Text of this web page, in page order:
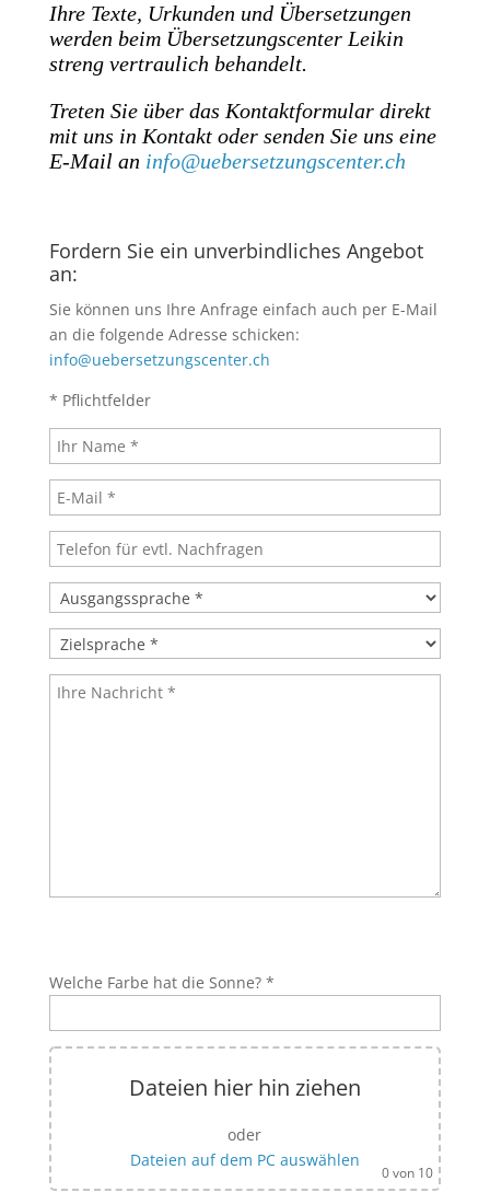
Ihre Texte, Urkunden und Übersetzungen
werden beim Übersetzungscenter Leikin
streng vertraulich behandelt.
Treten Sie über das Kontaktformular direkt
mit uns in Kontakt oder senden Sie uns eine
E-Mail an info@uebersetzungscenter.ch
Fordern Sie ein unverbindliches Angebot
an:
Sie können uns Ihre Anfrage einfach auch per E-Mail
an die folgende Adresse schicken:
info@uebersetzungscenter.ch
* Pflichtfelder
Welche Farbe hat die Sonne? *
Dateien hier hin ziehen
oder
Dateien auf dem PC auswählen
0von 10